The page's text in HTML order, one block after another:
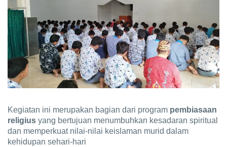
Kegiatan ini merupakan bagian dari program pembiasaan
religius yang bertujuan menumbuhkan kesadaran spiritual
dan memperkuat nilai-nilai keislaman murid dalam
kehidupan sehari-hari